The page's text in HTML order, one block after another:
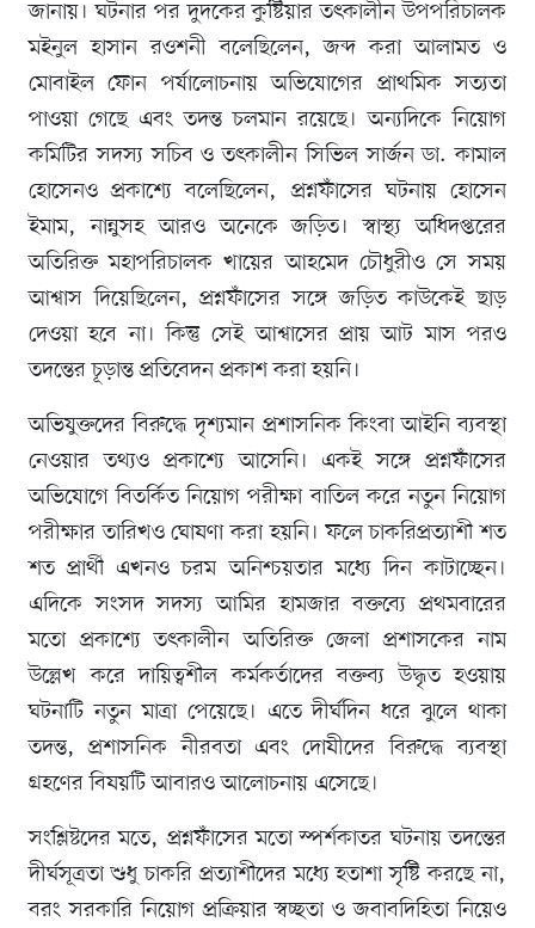
জানায়। ঘটনার পর দুদকের কুষ্টিয়ার তৎকালীন উপপরিচালক
মইনুল হাসান রওশনী বলেছিলেন, জব্দ করা আলামত ও
মোবাইল ফোন পর্যালোচনায় অভিযোগের প্রাথমিক সত্যতা
পাওয়া গেছে এবং তদন্ত চলমান রয়েছে। অন্যদিকে নিয়োগ
কমিটির সদস্য সচিব ও তৎকালীন সিভিল সার্জন ডা. কামাল
হোসেনও প্রকাশ্যে বলেছিলেন, প্রশ্নফাঁসের ঘটনায় হোসেন
ইমাম, নান্নুসহ আরও অনেকে জড়িত। স্বাস্থ্য অধিদপ্তরের
অতিরিক্ত মহাপরিচালক খায়ের আহমেদ চৌধুরীও সে সময়
আশ্বাস দিয়েছিলেন, প্রশ্নফাঁসের সঙ্গে জড়িত কাউকেই ছাড়
দেওয়া হবে না। কিন্তু সেই আশ্বাসের প্রায় আট মাস পরও
তদন্তের চূড়ান্ত প্রতিবেদন প্রকাশ করা হয়নি।
অভিযুক্তদের বিরুদ্ধে দৃশ্যমান প্রশাসনিক কিংবা আইনি ব্যবস্থা
নেওয়ার তথ্যও প্রকাশ্যে আসেনি। একই সঙ্গে প্রশ্নফাঁসের
অভিযোগে বিতর্কিত নিয়োগ পরীক্ষা বাতিল করে নতুন নিয়োগ
পরীক্ষার তারিখও ঘোষণা করা হয়নি। ফলে চাকরিপ্রত্যাশী শত
শত প্রার্থী এখনও চরম অনিশ্চয়তার মধ্যে দিন কাটাচ্ছেন।
এদিকে সংসদ সদস্য আমির হামজার বক্তব্যে প্রথমবারের
মতো প্রকাশ্যে তৎকালীন অতিরিক্ত জেলা প্রশাসকের নাম
উল্লেখ করে দায়িত্বশীল কর্মকর্তাদের বক্তব্য উদ্ধৃত হওয়ায়
ঘটনাটি নতুন মাত্রা পেয়েছে। এতে দীর্ঘদিন ধরে ঝুলে থাকা
তদন্ত, প্রশাসনিক নীরবতা এবং দোষীদের বিরুদ্ধে ব্যবস্থা
গ্রহণের বিষয়টি আবারও আলোচনায় এসেছে।
সংশ্লিষ্টদের মতে, প্রশ্নফাঁসের মতো স্পর্শকাতর ঘটনায় তদন্তের
দীর্ঘসূত্রতা শুধু চাকরি প্রত্যাশীদের মধ্যে হতাশা সৃষ্টি করছে না,
বরং সরকারি নিয়োগ প্রক্রিয়ার স্বচ্ছতা ও জবাবদিহিতা নিয়েও